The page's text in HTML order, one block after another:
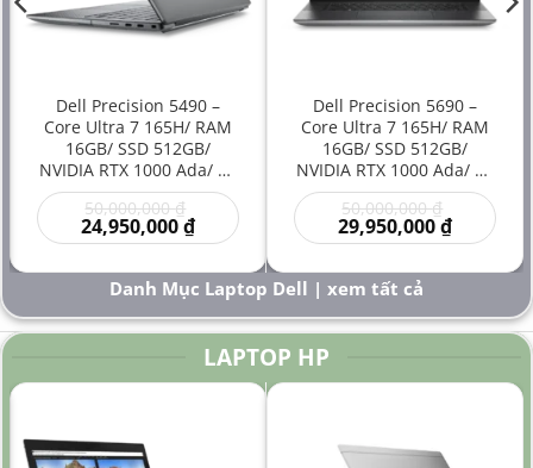
Dell Precision 5490 –
Core Ultra 7 165H/ RAM
16GB/ SSD 512GB/
NVIDIA RTX 1000 Ada/ 14
inch – Laptop
Workstation Đồ Họa Siêu
Gọn Hiệu Năng Cao Giá
50,000,000₫
gốc
là:
50,000,000 ₫.
24,950,000₫Giá
hiện
là:
24,950,000 ₫.
Dell Precision 5690 –
Core Ultra 7 165H/ RAM
16GB/ SSD 512GB/
NVIDIA RTX 1000 Ada/ 16
inch – Laptop
Workstation Cao Cấp Đồ
Họa Kỹ Thuật Sáng Tạo
50,000,000₫
gốc
là:
29,950,000₫Giá
hiện
là:
₫.
Danh Mục Laptop Dell | xem tất cả
LAPTOP HP